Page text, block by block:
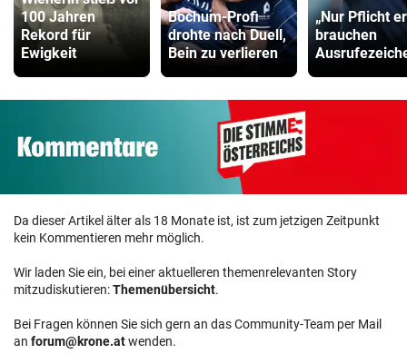
100 Jahren
Rekord für
Ewigkeit
Bochum-Profi
drohte nach Duell,
Bein zu verlieren
„Nur Pflicht
brauchen
Da dieser Artikel älter als 18 Monate ist, ist zum jetzigen Zeitpunkt
kein Kommentieren mehr möglich.
Wir laden Sie ein, bei einer aktuelleren themenrelevanten Story
mitzudiskutieren:Themenübersicht.
Bei Fragen können Sie sich gern an das Community-Team per Mail
an forum@krone.atwenden.